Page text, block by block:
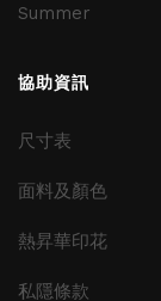
Summer
協助資訊
尺寸表
面料及顏色
熱昇華印花
私隱條款